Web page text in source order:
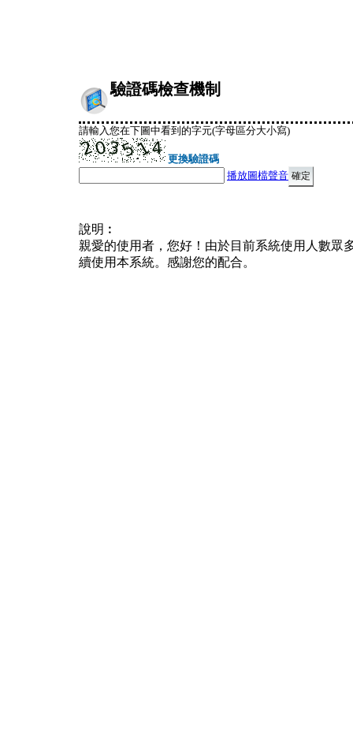
驗證碼檢查機制
請輸入您在下圖中看到的字元(字母區分大小寫)
更換驗證碼
播放圖檔聲音
說明︰
親愛的使用者，您好！由於目前系統使用人數眾
續使用本系統。感謝您的配合。